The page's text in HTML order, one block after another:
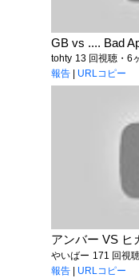
GB vs .... Bad
tohty 13 回視聴・6
報告
URLコピー
アンバー VS ヒ
やいばー 171 回視
報告
URLコピー